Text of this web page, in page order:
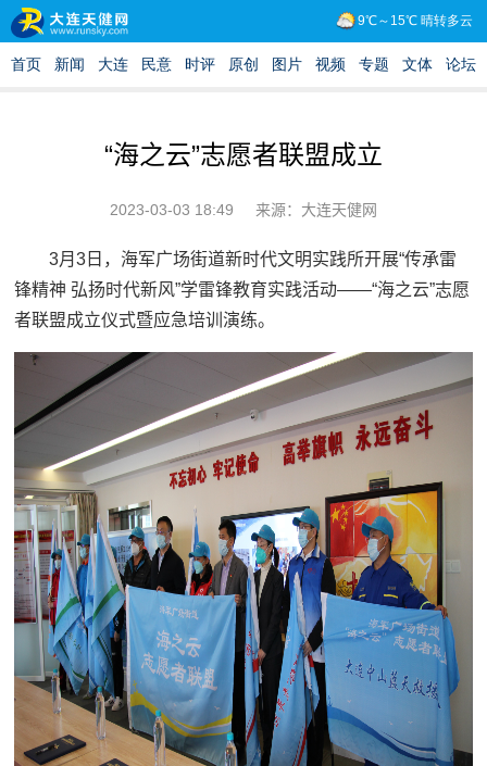
“海之云”志愿者联盟成立
2023-03-03 18:49 来源：大连天健网
3月3日，海军广场街道新时代文明实践所开展“传承雷
锋精神 弘扬时代新风”学雷锋教育实践活动——“海之云”志愿
者联盟成立仪式暨应急培训演练。